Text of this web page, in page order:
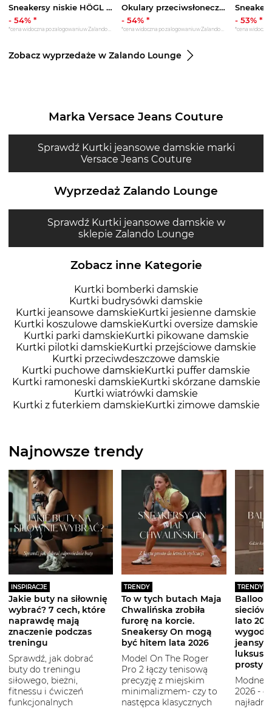
Sneakersy niskie HÖGL oliwkowy
- 54% *
Okulary przeciwsłoneczne Vivienne Westwood czarny
-54% * - 53% *
Zobacz wyprzedaże w Zalando Lounge
Marka Versace Jeans Couture
Sprawdź Kurtki jeansowe damskie marki
Versace Jeans Couture
Wyprzedaż Zalando Lounge
Sprawdź Kurtki jeansowe damskie w
sklepie Zalando Lounge
Zobacz inne Kategorie
Kurtki bomberki damskie
Kurtki budrysówki damskie
Kurtki jeansowe damskie Kurtki jesienne damskie
Kurtki koszulowe damskie Kurtki oversize damskie
Kurtki parki damskie Kurtki pikowane damskie
Kurtki pilotki damskie Kurtki przejściowe damskie
Kurtki przeciwdeszczowe damskie
Kurtki puchowe damskie Kurtki puffer damskie
Kurtki ramoneski damskie Kurtki skórzane damskie
Kurtki wiatrówki damskie
Kurtki z futerkiem damskie Kurtki zimowe damskie
Najnowsze trendy
INSPIRACJE
Jakie buty na siłownię
wybrać? 7 cech, które
naprawdę mają
znaczenie podczas
treningu
Sprawdź, jak dobrać
buty do treningu
siłowego, bieżni,
fitnessu i ćwiczeń
funkcjonalnych
TRENDY
To w tych butach Maja
Chwalińska zrobiła
furorę na korcie.
Sneakersy On mogą
być hitem lata 2026
Model On The Roger
Pro 2 łączy tenisową
precyzję z miejskim
minimalizmem- czy to
następca klasycznych
TRENDY
Balloon
lato
jeansy i
Modne
2026 -